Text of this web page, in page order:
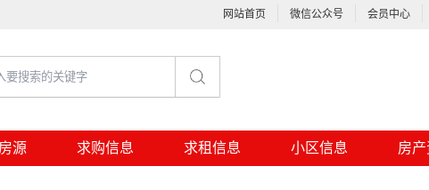
网站首页 微信公众号 会员中心
源 求购信息 求租信息 小区信息 房